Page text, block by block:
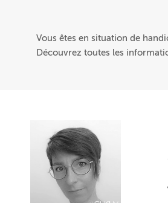
Vous êtes en situation de
Découvrez toutes les